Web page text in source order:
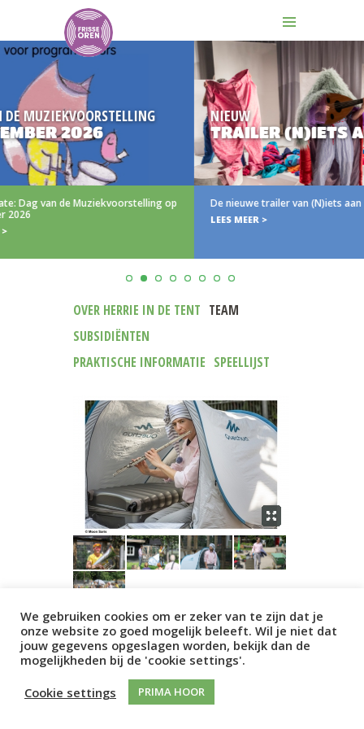
2026
Muziekvoorstelling op
NIEUW
TRAILER (N)IETS AAN
De nieuwe trailer van (N)iets aan
OVER HERRIE IN DE TENT TEAM
SUBSIDIËNTEN
PRAKTISCHE INFORMATIE SPEELLIJST
TEAM
Herrie in de tentwordt gespeeld door
twee duo’s die afzonderlijk van elkaar
dezelfde voorstelling op verschillende
We gebruiken cookies om er zeker van te zijn dat je
onze website zo goed mogelijk beleeft. Wil je niet dat
jouw gegevens opgeslagen worden, bekijk dan de
mogelijkheden bij de 'cookie settings'.
Cookie settings
PRIMA HOOR